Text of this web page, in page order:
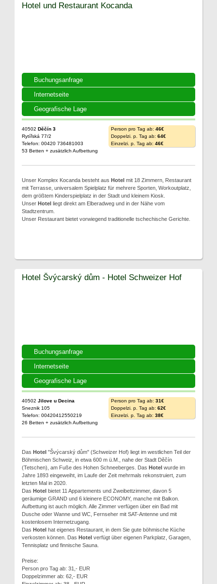
Buchungsanfrage
Internetseite
Geografische Lage
Hotel und Restaurant Kocanda
40502 Děčín 3
Rytířská 77/2
Telefon: 00420 736481003
53 Betten + zusätzlich Aufbettung
Person pro Tag ab: 46€
Doppelzi. p. Tag ab: 64€
Einzelzi. p. Tag ab: 46€
Unser Komplex Kocanda besteht aus Hotel mit 18 Zimmern, Restaurant
mit Terrasse, universalem Spielplatz für mehrere Sporten, Workoutplatz,
dem größtem Kinderspielplatz in der Stadt und kleinem Kiosk.
Unser Hotel liegt direkt am Elberadweg und in der Nähe vom
Stadtzentrum.
Unser Restaurant bietet vorwiegend traditionelle tschechische Gerichte.
Buchungsanfrage
Internetseite
Geografische Lage
Hotel Švýcarský dům - Hotel Schweizer Hof
40502 Jilove u Decina
Sneznik 105
Telefon: 00420412550219
26 Betten + zusätzlich Aufbettung
Person pro Tag ab: 31€
Doppelzi. p. Tag ab: 62€
Einzelzi. p. Tag ab: 38€
Das Hotel "Švýcarský dům" (Schweizer Hof) liegt im westlichen Teil der
Böhmischen Schweiz, in etwa 600 m ü.M., nahe der Stadt Děčín
(Tetschen), am Fuße des Hohen Schneeberges. Das Hotel wurde im
Jahre 1893 eingeweiht, im Laufe der Zeit mehrmals rekonstruiert, zum
letzten Mal in 2020.
Das Hotel bietet 11 Appartements und Zweibettzimmer, davon 5
geräumige GRAND und 6 kleinere ECONOMY, manche mit Balkon.
Aufbettung ist auch möglich. Alle Zimmer verfügen über ein Bad mit
Dusche oder Wanne und WC, Fernseher mit SAT-Antenne und mit
kostenlosem Internetzugang.
Das Hotel hat eigenes Restaurant, in dem Sie gute böhmische Küche
verkosten können. Das Hotel verfügt über eigenen Parkplatz, Garagen,
Tennisplatz und finnische Sauna.
Preise:
Person pro Tag ab: 31,- EUR
Doppelzimmer ab: 62,- EUR